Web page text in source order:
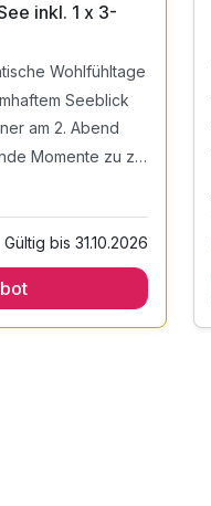
inkl. 1 x 3-
Wohlfühltage
Seeblick
am 2. Abend
1 x 1 Flasche Sekt für prickelnde Momente zu zweit
Seeblick
Gültig bis 31.10.2026